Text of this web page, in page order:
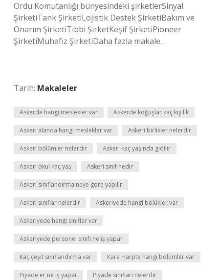
Ordu Komutanlığı bünyesindeki şirketlerSinyal
ŞirketiTank ŞirketiLojistik Destek ŞirketiBakım ve
Onarım ŞirketiTıbbi ŞirketKeşif ŞirketiPioneer
ŞirketiMuhafız ŞirketiDaha fazla makale…
Tarih: Makaleler
Askerde hangi meslekler var Askerde koğuşlar kaç kişilik
Askeri alanda hangi meslekler var Askeri birlikler nelerdir
Askeri bölümler nelerdir Askeri kaç yaşında gidilir
Askeri okul kaç yaş Askeri sınıf nedir
Askeri sınıflandırma neye göre yapılır
Askeri sınıflar nelerdir Askeriyede hangi bölükler var
Askeriyede hangi sınıflar var
Askeriyede personel sınıfı ne iş yapar
Kaç çeşit sınıflandırma var Kara Harpte hangi bölümler var
Piyade er ne iş yapar Piyade sınıfları nelerdir